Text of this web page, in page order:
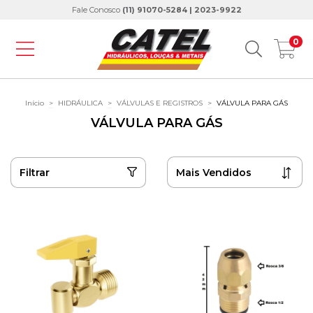
Fale Conosco (11) 91070-5284 | 2023-9922
0
Início > HIDRÁULICA > VÁLVULAS E REGISTROS > VÁLVULA PARA GÁS
VÁLVULA PARA GÁS
Filtrar